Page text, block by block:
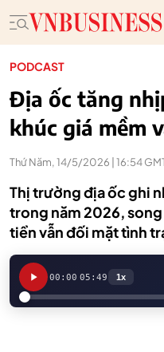
PODCAST
Địa ốc tăng
khúc giá mềm
Thứ Năm, 14/5/2026 | 16:54
Thị trường địa ốc ghi
trong năm 2026,
tiền vẫn đối mặt tình
00:00 05:49 1x